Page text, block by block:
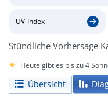
UV-Index
Stündliche Vorhersage
Heute gibt es bis zu 4
Übersicht